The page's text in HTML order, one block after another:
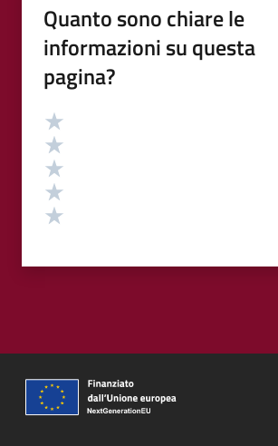
Quanto sono chiare le
informazioni su questa
pagina?
Valutazione